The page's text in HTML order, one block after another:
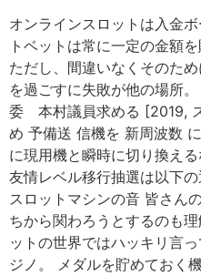
オンラインスロットは入金
トベットは常に一定の金額
ただし、間違いなくそのた
を過ごすに失敗が他の場所
委 本村議員求める [2019,
め 予備送 信機を 新周波数
に現用機と瞬時に切り換え
友情レベル移行抽選は以下
スロットマシンの音 皆さん
ちから関わろうとするのも
ットの世界ではハッキリ言
ジノ。 メダルを貯めておく